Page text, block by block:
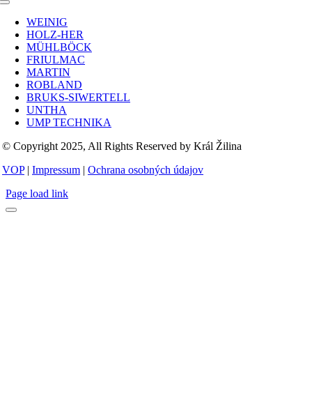
Toggle
NavigationWEINIG
HOLZ-HER
MÜHLBÖCK
FRIULMAC
MARTIN
ROBLAND
BRUKS-SIWERTELL
UNTHA
UMP TECHNIKA
© Copyright 2025, All Rights Reserved by Král Žilina
VOP| Impressum | Ochrana osobných údajov
Page load link